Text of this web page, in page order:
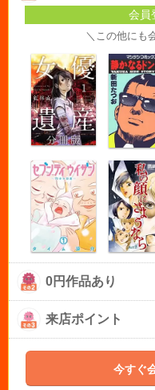
会員
＼この他にも
0円作品あり
来店ポイント
今すぐ